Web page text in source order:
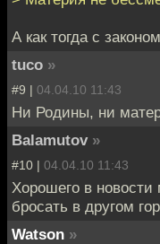
А как тогда с
tuco »
#9 | 04.04.10 11:43
Ни Родины, ни
Balamutov »
#10 | 04.04.10 11:43
Хорошего в
бросать в другом
Watson »